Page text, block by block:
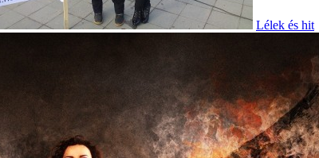
Lélek és hit